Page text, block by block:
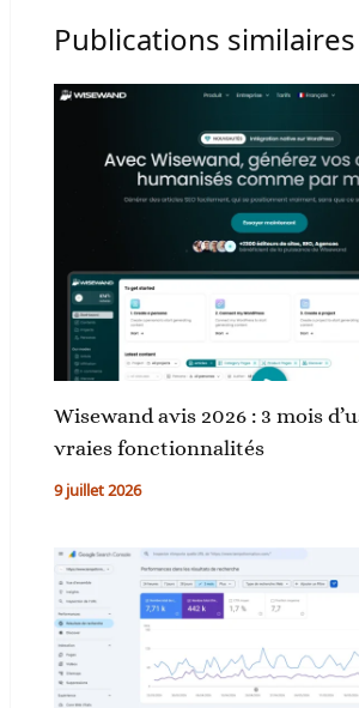
Publications similaires
Wisewand avis 2026 : 3 mois
vraies fonctionnalités
9 juillet 2026